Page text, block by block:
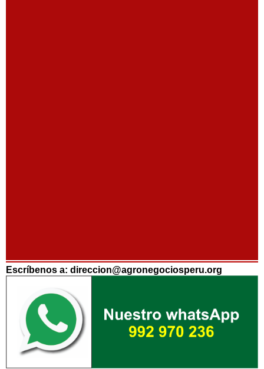
Escríbenos a: direccion@agronegociosperu.org